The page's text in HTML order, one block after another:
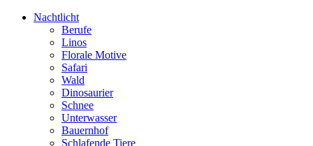
Nachtlicht
Berufe
Linos
Florale Motive
Safari
Wald
Dinosaurier
Schnee
Unterwasser
Bauernhof
Schlafende Tiere